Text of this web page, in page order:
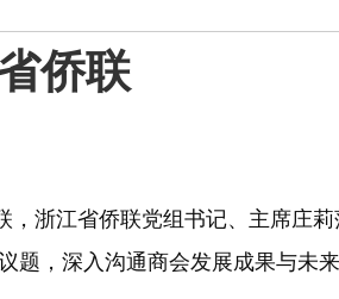
侨联
浙江省侨联党组书记、主席庄莉
，深入沟通商会发展成果与未来